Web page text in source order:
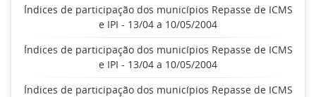
Índices de participação dos municípios Repasse de ICMS
e IPI - 13/04 a 10/05/2004
Índices de participação dos municípios Repasse de ICMS
e IPI - 13/04 a 10/05/2004
Índices de participação dos municípios Repasse de ICMS